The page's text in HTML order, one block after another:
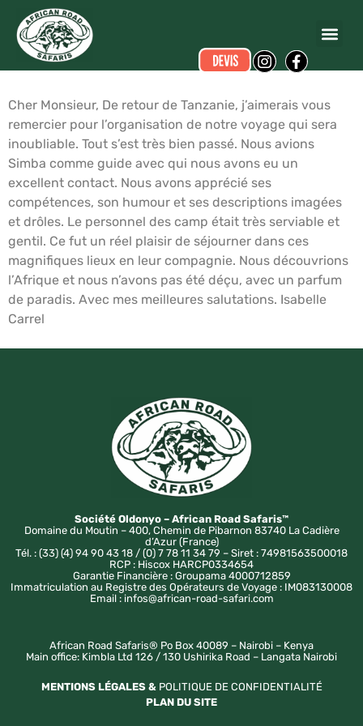
Isabelle CARREL
Dates du voyage : du 18/02/2011 au 27/02/2011
Cher Monsieur, De retour de Tanzanie, j’aimerais vous
remercier pour l’organisation de notre voyage qui sera
inoubliable. Tout s’est très bien passé. Nous avions
Simba comme guide avec qui nous avons eu un
excellent contact. Nous avons apprécié ses
compétences, son humour et ses descriptions imagées
et drôles. Le personnel des camp était très serviable et
gentil. Ce fut un réel plaisir de séjourner dans ces
magnifiques lieux en leur compagnie. Nous découvrions
l’Afrique et nous n’avons pas été déçu, avec un parfum
de paradis. Avec mes meilleures salutations. Isabelle
Carrel
Société Oldonyo – African Road Safaris™
Domaine du Moutin – 400, Chemin de Pibarnon 83740 La Cadière
d’Azur (France)
Tél. : (33) (4) 94 90 43 18 / (0) 7 78 11 34 79 – Siret : 74981563500018
RCP : Hiscox HARCP0334654
Garantie Financière : Groupama 4000712859
Immatriculation au Registre des Opérateurs de Voyage : IM083130008
Email : infos@african-road-safari.com
African Road Safaris® Po Box 40089 – Nairobi – Kenya
Main office: Kimbla Ltd 126 / 130 Ushirika Road – Langata Nairobi
MENTIONS LÉGALES & POLITIQUE DE CONFIDENTIALITÉ
PLAN DU SITE